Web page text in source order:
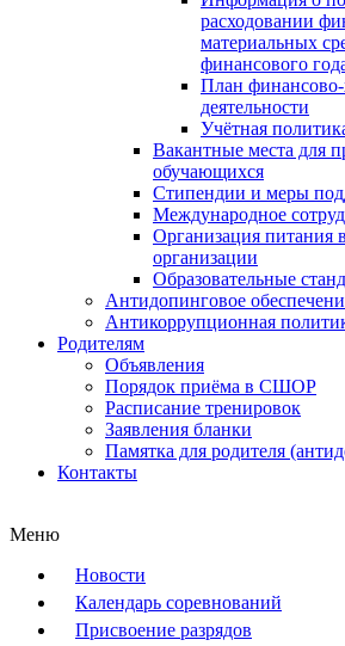
расходовании
материальных
финансового
План финансово-
деятельности
Учётная
Вакантные места для
обучающихся
Стипендии и меры
Международное
Организация питания
организации
Образовательные
Антидопинговое
Антикоррупционная
Родителям
Объявления
Порядок приёма в СШОР
Расписание тренировок
Заявления бланки
Памятка для родителя
Контакты
Меню
Новости
Календарь соревнований
Присвоение разрядов